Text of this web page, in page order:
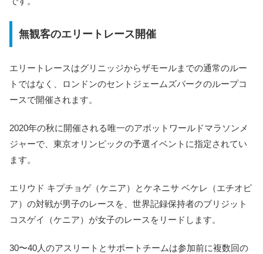
無観客のエリートレース開催
エリートレースはグリニッジからザモールまでの通常のルー
トではなく、ロンドンのセントジェームズパークのループコ
ースで開催されます。
2020年の秋に開催される唯一のアボットワールドマラソンメ
ジャーで、東京オリンピックの予選イベントに指定されてい
ます。
エリウド キプチョゲ（ケニア）とケネニサ ベケレ（エチオピ
ア）の対戦が男子のレースを、世界記録保持者のブリジット
コスゲイ（ケニア）が女子のレースをリードします。
30〜40人のアスリートとサポートチームは参加前に複数回の